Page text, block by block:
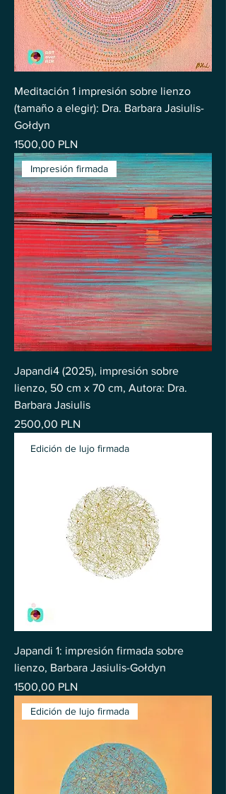
Meditación 1 impresión sobre lienzo
(tamaño a elegir): Dra. Barbara Jasiulis-
Gołdyn
Precio
1500,00 PLN
Impresión firmada
Japandi4 (2025), impresión sobre
lienzo, 50 cm x 70 cm, Autora: Dra.
Barbara Jasiulis
Precio
2500,00 PLN
Edición de lujo firmada
Japandi 1: impresión firmada sobre
lienzo, Barbara Jasiulis-Gołdyn
Precio
1500,00 PLN
Edición de lujo firmada